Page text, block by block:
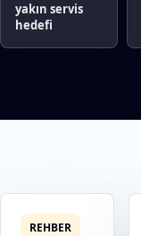
yakın servis
hedefi
REHBER